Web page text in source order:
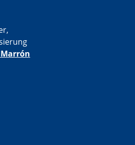
Marrón